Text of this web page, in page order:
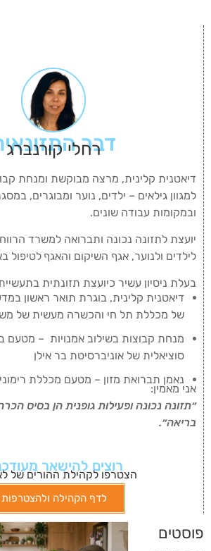
דבררחלי קורנברג
דיאטנית קלינית, מרצה מבוקשת ומנחת
למגוון גילאים – ילדים, נוער ומבוגרים,
ובמקומות עבודה שונים.
יועצת לתזונה נכונה ותברואה למשרד
לילדים ולנוער, אגף השיקום והאגף לטיפול
בעלת ניסיון עשיר כיועצת תזונתית
של מכללת תל חי והכשרה מעשית של
מנחת קבוצות בשילוב אמנויות – מטעם
סוציאלית של אוניברסיטת בר אילן
נאמן תברואת מזון – מטעם מכללת
אני מאמין:
״תזונה נכונה ופעילות גופנית הן בסיס
בריאה״.
רוצים להישאר
הצטרפו לקהילת ההורים של
לדף הקהילה
פוסטים